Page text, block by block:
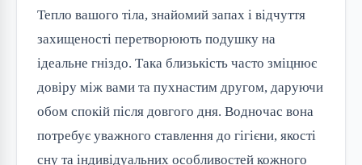
Тепло вашого тіла, знайомий запах і відчуття
захищеності перетворюють подушку на
ідеальне гніздо. Така близькість часто зміцнює
довіру між вами та пухнастим другом, даруючи
обом спокій після довгого дня. Водночас вона
потребує уважного ставлення до гігієни, якості
сну та індивідуальних особливостей кожного